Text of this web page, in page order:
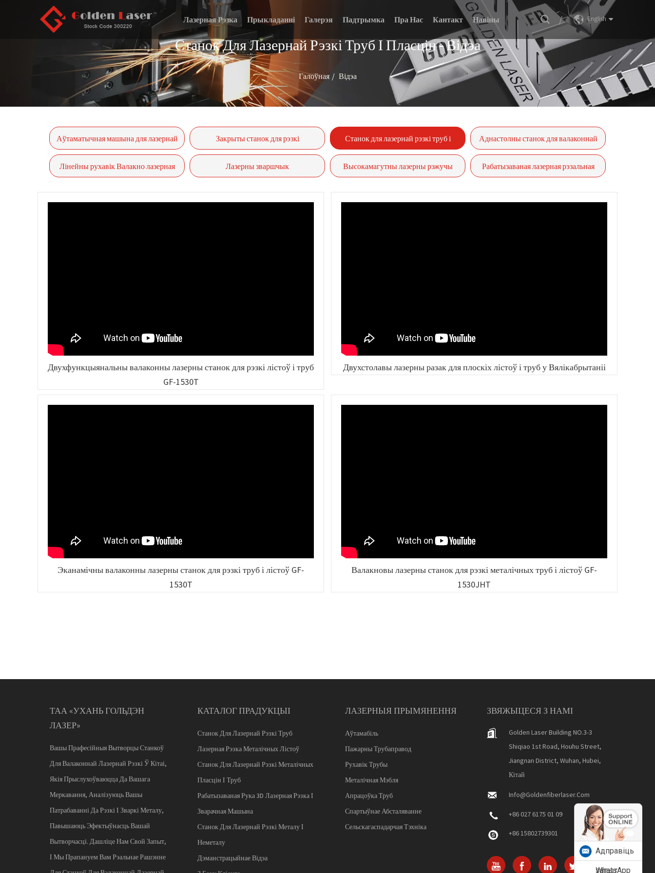
Лазерная Рэзка Прыкладанні Галерэя Падтрымка Пра Нас Кантакт Навіны / English
Станок Для Лазернай Рэзкі Труб І Пласцін - Відэа
Галоўная Відэа
Аўтаматычная машына для лазернай
рэзкі труб серыі P-(A)
Закрыты станок для рэзкі
валаконнага лазера
Станок для лазернай рэзкі труб і Аднастолны станок для валаконнай
Лінейны рухавік Валакно лазерная Лазерны зваршчык Высокамагутны лазерны рэжучы Рабатызаваная лазерная рэзальная
Двухфункцыянальны валаконны лазерны станок для рэзкі лістоў і труб
GF-1530T
Двухстолавы лазерны разак для плоскіх лістоў і труб у Вялікабрытаніі
Эканамічны валаконны лазерны станок для рэзкі труб і лістоў GF-
1530T
Валакновы лазерны станок для рэзкі металічных труб і лістоў GF-
1530JHT
ТАА «УХАНЬ ГОЛЬДЭН
ЛАЗЕР»
Вашы Прафесійныя Вытворцы Станкоў
Для Валаконнай Лазернай Рэзкі Ў Кітаі,
Якія Прыслухоўваюцца Да Вашага
Меркавання, Аналізуюць Вашы
Патрабаванні Да Рэзкі І Зваркі Металу,
Павышаюць Эфектыўнасць Вашай
Вытворчасці. Дашліце Нам Свой Запыт,
І Мы Прапануем Вам Рэальнае Рашэнне
КАТАЛОГ ПРАДУКЦЫІ
Станок Для Лазернай Рэзкі Труб
Лазерная Рэзка Металічных Лістоў
Станок Для Лазернай Рэзкі Металічных
Пласцін І Труб
Рабатызаваная Рука 3D Лазерная Рэзка І
Зварачная Машына
Станок Для Лазернай Рэзкі Металу І
Неметалу
Дэманстрацыйнае Відэа
ЛАЗЕРНЫЯ ПРЫМЯНЕННЯ
Аўтамабіль
Пажарны Трубаправод
Рухавік Трубы
Металічная Мэбля
Апрацоўка Труб
Спартыўнае Абсталяванне
Сельскагаспадарчая Тэхніка
ЗВЯЖЫЦЕСЯ З НАМІ
Golden Laser Building NO.3-3
Shiqiao 1st Road, Houhu Street,
Jiangnan District, Wuhan, Hubei,
Кітай
Info@goldenfiberlaser.com
+86 027 6175 01 09
+86 15802739301
Адправіць
запыт
WhatsApp